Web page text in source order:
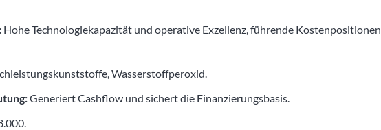
Hohe Technologiekapazität und operative Exzellenz, führende Kostenpositionen
Wasserstoffperoxid.
Generiert Cashflow und sichert die Finanzierungsbasis.